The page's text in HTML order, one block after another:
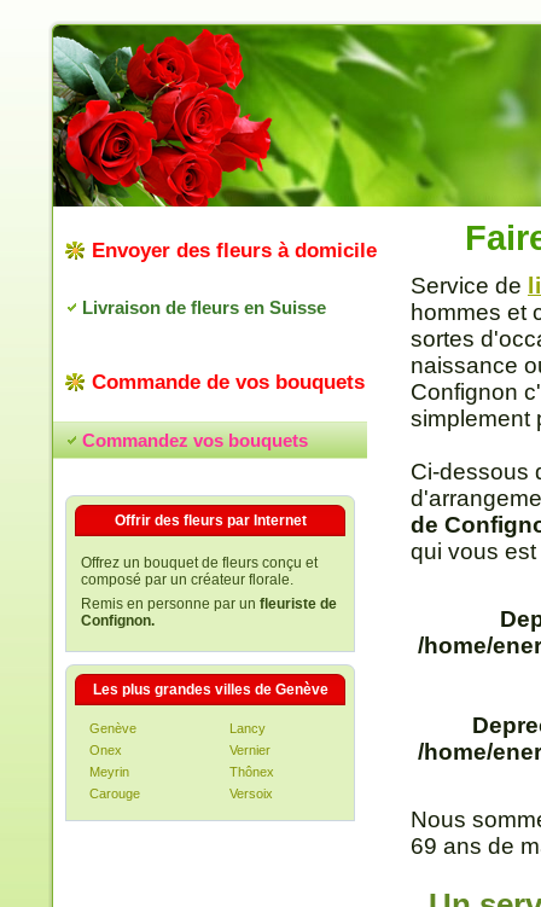
Envoyer des fleurs à domicile
Livraison de fleurs en Suisse
Commande de vos bouquets
Commandez vos bouquets
Offrir des fleurs par Internet
Offrez un bouquet de fleurs conçu et
composé par un créateur florale.
Remis en personne par un fleuriste de
Confignon.
Les plus grandes villes de Genève
Genève
Lancy
Onex
Vernier
Meyrin
Thônex
Carouge
Versoix
Service de
hommes et
sortes
naissance
Confignon
simplement
Ci-dessous
de
qui vous
/home/
/home/
Nous
69 ans de